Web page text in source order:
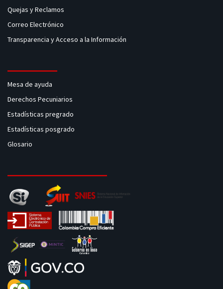
Quejas y Reclamos
Correo Electrónico
Transparencia y Acceso a la Información
Mesa de ayuda
Derechos Pecuniarios
Estadísticas pregrado
Estadísticas posgrado
Glosario